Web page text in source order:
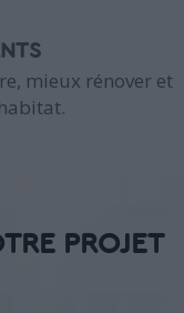
mieux rénover et
PROJET